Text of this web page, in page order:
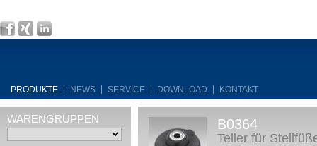
PRODUKTE NEWS SERVICE DOWNLOAD KONTAKT
WARENGRUPPEN B0364
Teller für